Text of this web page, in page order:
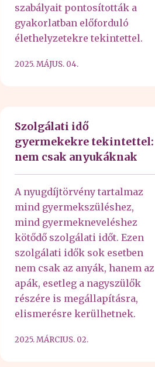
szabályait pontosították a
gyakorlatban előforduló
élethelyzetekre tekintettel.
2025. MÁJUS. 04.
Szolgálati idő
gyermekekre tekintettel:
nem csak anyukáknak
A nyugdíjtörvény tartalmaz
mind gyermekszüléshez,
mind gyermekneveléshez
kötődő szolgálati időt. Ezen
szolgálati idők sok esetben
nem csak az anyák, hanem az
apák, esetleg a nagyszülők
részére is megállapításra,
elismerésre kerülhetnek.
2025. MÁRCIUS. 02.